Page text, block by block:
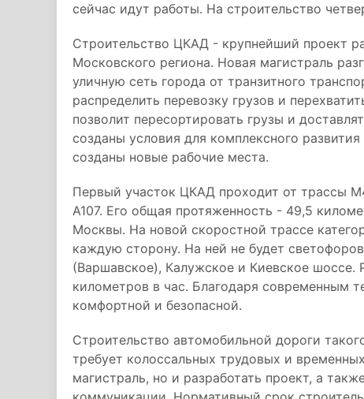
сейчас идут работы. На строительство
Строительство ЦКАД - крупнейший проект
Московского региона. Новая магистраль
уличную сеть города от транзитного
распределить перевозку грузов и
позволит пересортировать грузы и
созданы условия для комплексного
созданы новые рабочие места.
Первый участок ЦКАД проходит от трассы
А107. Его общая протяженность - 49,5
Москвы. На новой скоростной трассе
каждую сторону. На ней не будет
(Варшавское), Калужское и Киевское шоссе.
километров в час. Благодаря современным
комфортной и безопасной.
Строительство автомобильной дороги
требует колоссальных трудовых и
магистраль, но и разработать проект, а